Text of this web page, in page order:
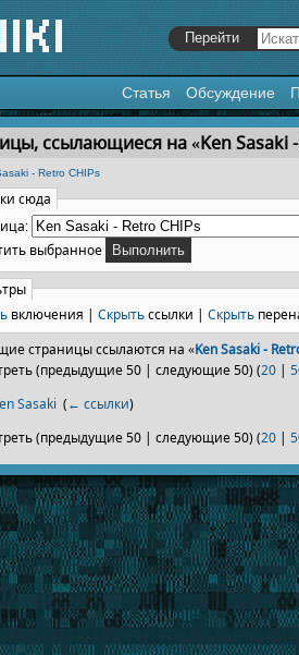
Статья Обсуждение
,поиск
ссылающиеся на «Ken Sasaki -
- Retro CHIPs
сюда
выбранное
включения | Скрытьссылки | Скрыть
страницы ссылаются на «Ken Sasaki -
(предыдущие 50 | следующие 50) (20 |
Sasaki (← ссылки)
(предыдущие 50 | следующие 50) (20 |